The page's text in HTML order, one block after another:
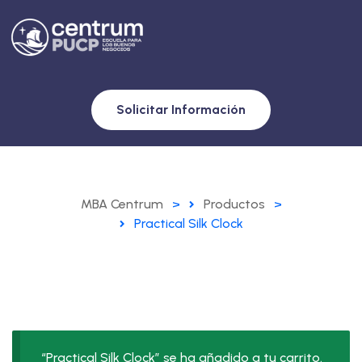
Solicitar Información
MBA Centrum > Productos
>
Practical Silk Clock
“Practical Silk Clock” se ha añadido a tu carrito.